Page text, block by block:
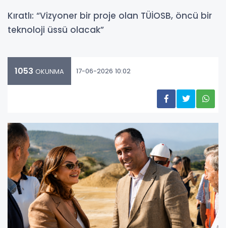
Kıratlı: “Vizyoner bir proje olan TÜİOSB, öncü bir
teknoloji üssü olacak”
1053 OKUNMA 17-06-2026 10:02